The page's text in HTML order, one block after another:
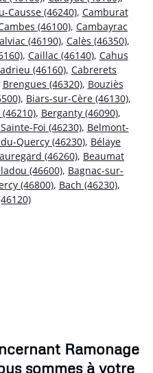
Causse (46240), Camburat
(46100), Cambayrac
(46190), Calès (46350),
, Caillac (46140), Cahus
(46160), Cabrerets
Brengues (46320), Bouziès
, Biars-sur-Cère (46130),
, Berganty (46090),
Foi (46230), Belmont-
Quercy (46230), Bélaye
(46260), Beaumat
(46600), Bagnac-sur-
(46800), Bach (46230),
Ramonage
sommes à votre